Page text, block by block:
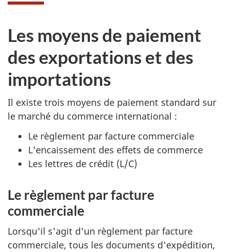
Les moyens de paiement
des exportations et des
importations
Il existe trois moyens de paiement standard sur
le marché du commerce international :
Le règlement par facture commerciale
L'encaissement des effets de commerce
Les lettres de crédit (L/C)
Le règlement par facture
commerciale
Lorsqu'il s'agit d'un règlement par facture
commerciale, tous les documents d'expédition,